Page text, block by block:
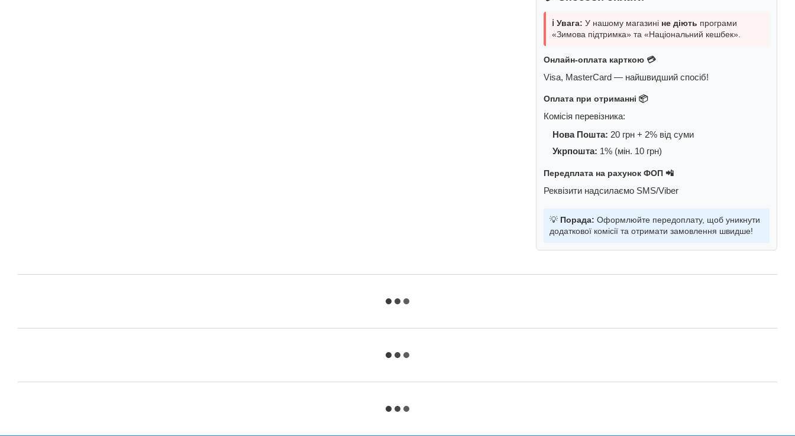
ℹ️ Увага: У нашому магазині не діють програми
«Зимова підтримка» та «Національний кешбек».
Онлайн-оплата карткою 💳
Visa, MasterCard — найшвидший спосіб!
Оплата при отриманні 📦
Комісія перевізника:
Нова Пошта: 20 грн + 2% від суми
Укрпошта: 1% (мін. 10 грн)
Передплата на рахунок ФОП 📲
Реквізити надсилаємо SMS/Viber
💡 Порада: Оформлюйте передоплату, щоб уникнути
додаткової комісії та отримати замовлення швидше!